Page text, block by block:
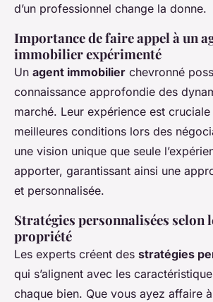
d’un professionnel change la donne.
Importance de faire appel à un
immobilier expérimenté
Un agent immobilier chevronné
connaissance approfondie des
marché. Leur expérience est
meilleures conditions lors des
une vision unique que seule
apporter, garantissant ainsi une
et personnalisée.
Stratégies personnalisées selon
propriété
Les experts créent des stratégies
qui s’alignent avec les
chaque bien. Que vous ayez affaire